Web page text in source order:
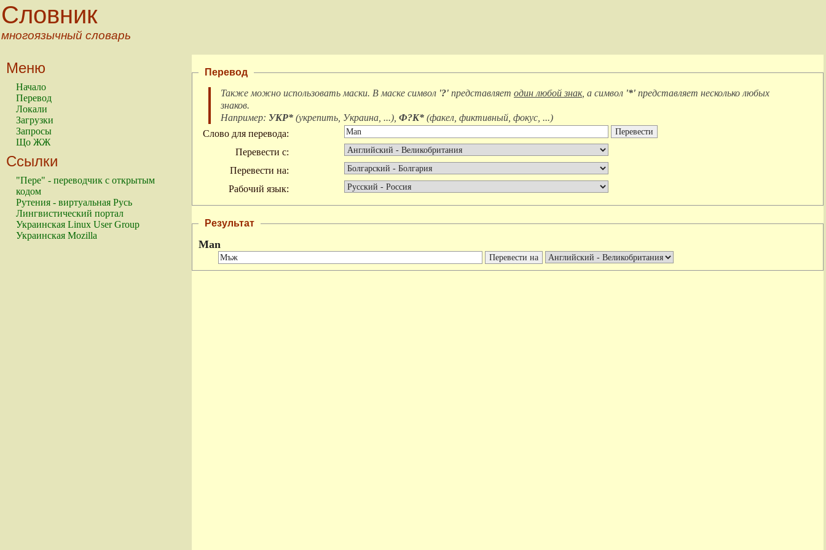
Словник
многоязычный словарь
Меню
Начало
Перевод
Локали
Загрузки
Запросы
Що ЖЖ
Ссылки
"Пере" - переводчик с открытым
кодом
Рутения - виртуальная Русь
Лингвистический портал
Украинская Linux User Group
Украинская Mozilla
Перевод
Также можно использовать маски. В маске символ '?' представляет один любой знак, а символ '*' представляет несколько любых
знаков.
Например: УКР* (укрепить, Украина, ...), Ф?К* (факел, фиктивный, фокус, ...)
Слово для перевода:
Перевести с:
Перевести на:
Рабочий язык:
Результат
Man